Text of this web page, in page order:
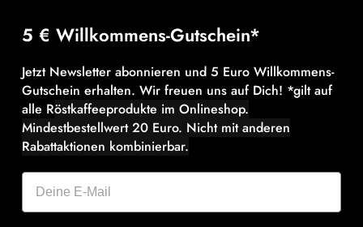
5 € Willkommens-Gutschein*
Jetzt Newsletter abonnieren und 5 Euro Willkommens-
Gutschein erhalten. Wir freuen uns auf Dich! *gilt auf
alle Röstkaffeeprodukte im Onlineshop.
Mindestbestellwert 20 Euro. Nicht mit anderen
Rabattaktionen kombinierbar.